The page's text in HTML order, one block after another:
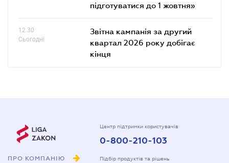
підготуватися до 1 жовтня»
12.30
Сьогодні
Звітна кампанія за другий
квартал 2026 року добігає
кінця
ПРО КОМПАНІЮ
Центр підтримки користувачів
0-800-210-103
Підбір продуктів та рішень